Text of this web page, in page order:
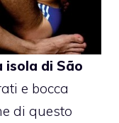
isola di São
e bocca
di questo